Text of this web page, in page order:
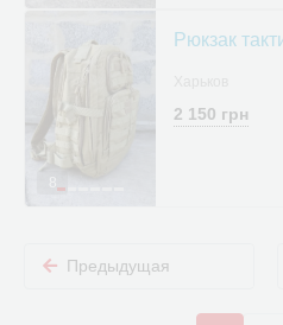
Рюкзак
2 150 грн
Предыдущая